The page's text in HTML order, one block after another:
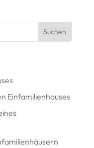
Suchen
Einfamilienhauses